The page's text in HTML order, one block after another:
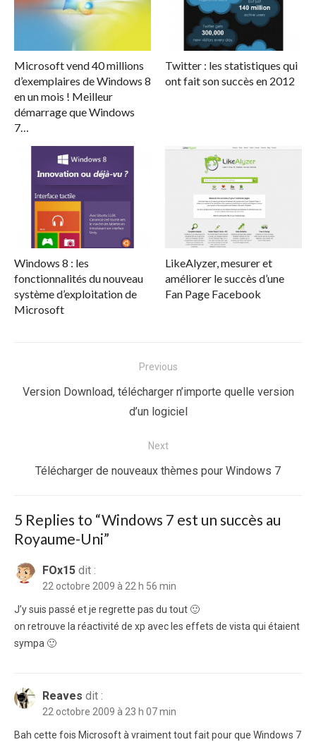
Microsoft vend 40 millions
d’exemplaires de Windows 8
en un mois ! Meilleur
démarrage que Windows
7…
Twitter : les statistiques qui
ont fait son succès en 2012
Windows 8 : les
fonctionnalités du nouveau
système d’exploitation de
Microsoft
LikeAlyzer, mesurer et
améliorer le succès d’une
Fan Page Facebook
de
Previous
Previous
Version Download, télécharger n’importe quelle version
d’un logiciel
Next
Next
Télécharger de nouveaux thèmes pour Windows 7
5 Replies to “Windows 7 est un succès au
Royaume-Uni”
FOx15 dit :
22 octobre 2009 à 22 h 56 min
J’y suis passé et je regrette pas du tout 🙂
on retrouve la réactivité de xp avec les effets de vista qui étaient
sympa 🙂
Reaves dit :
22 octobre 2009 à 23 h 07 min
Bah cette fois Microsoft à vraiment tout fait pour que Windows 7